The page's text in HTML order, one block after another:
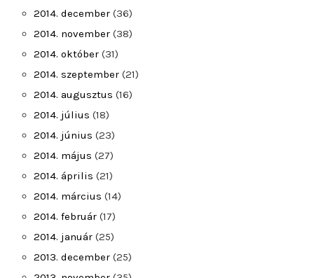
2014. december (36)
2014. november (38)
2014. október (31)
2014. szeptember (21)
2014. augusztus (16)
2014. július (18)
2014. június (23)
2014. május (27)
2014. április (21)
2014. március (14)
2014. február (17)
2014. január (25)
2013. december (25)